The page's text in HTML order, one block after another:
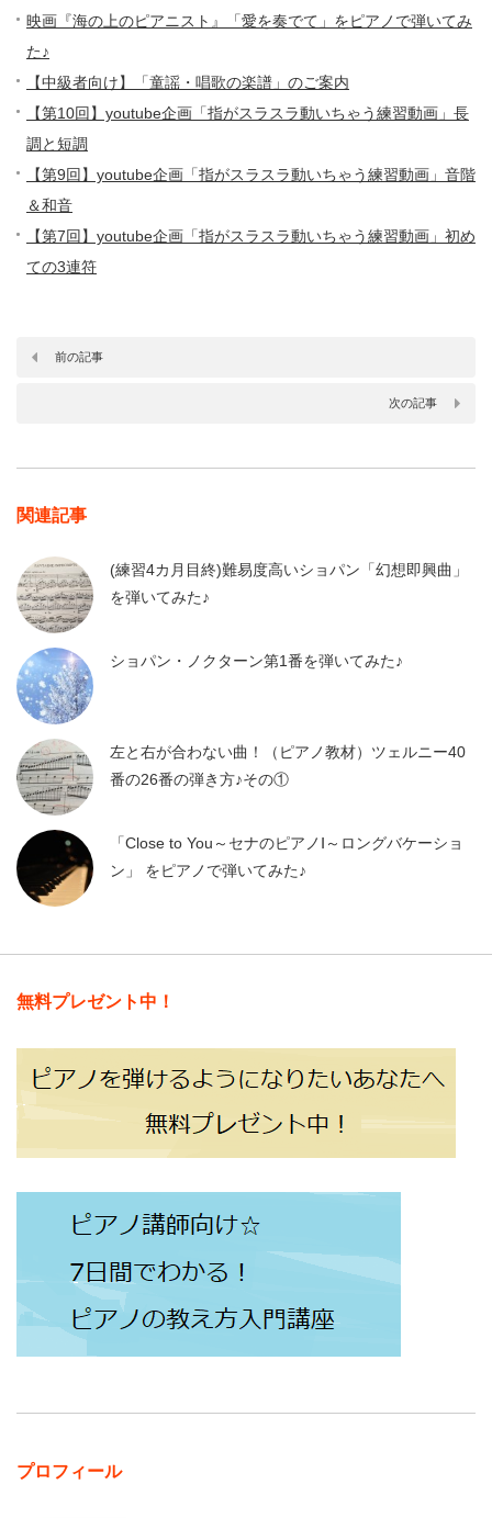
映画『海の上のピアニスト』「愛を奏でて」をピアノで弾いてみ
た♪
【中級者向け】「童謡・唱歌の楽譜」のご案内
【第10回】youtube企画「指がスラスラ動いちゃう練習動画」長
調と短調
【第9回】youtube企画「指がスラスラ動いちゃう練習動画」音階
＆和音
【第7回】youtube企画「指がスラスラ動いちゃう練習動画」初め
ての3連符
前の記事
次の記事
関連記事
(練習4カ月目終)難易度高いショパン「幻想即興曲」
を弾いてみた♪
ショパン・ノクターン第1番を弾いてみた♪
左と右が合わない曲！（ピアノ教材）ツェルニー40
番の26番の弾き方♪その①
「Close to You～セナのピアノⅠ～ロングバケーショ
ン」 をピアノで弾いてみた♪
無料プレゼント中！
プロフィール